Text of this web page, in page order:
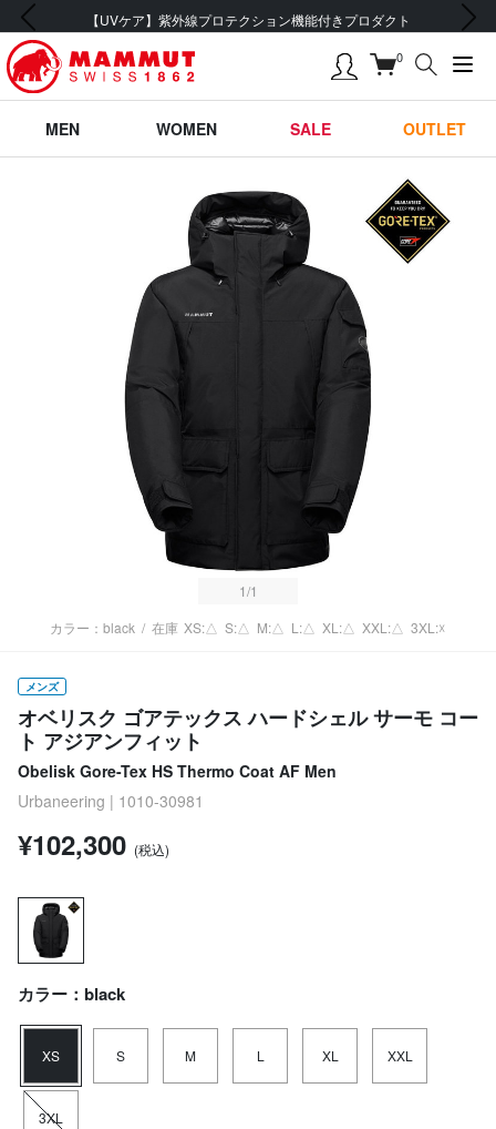
【UVケア】紫外線プロテクション機能付きプロダクト
前の画像 次の画像
0
MEN WOMEN SALE OUTLET
1/1
カラー：black / 在庫 XS:△ S:△ M:△ L:△ XL:△ XXL:△ 3XL:☓
メンズ
オベリスク ゴアテックス ハードシェル サーモ コー
ト アジアンフィット
Obelisk Gore-Tex HS Thermo Coat AF Men
Urbaneering | 1010-30981
¥102,300 (税込)
カラー：black
XS S M L XL XXL
3XL